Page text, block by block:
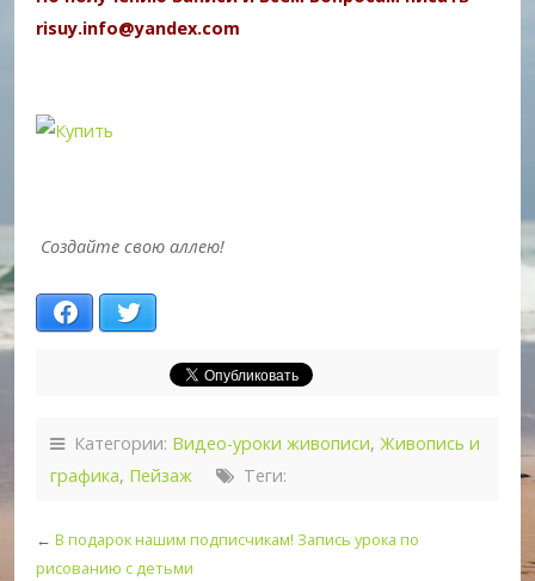
risuy.info@yandex.com
Создайте свою аллею!
Facebook
Категории: Видео-уроки живописи, Живопись и
графика, Пейзаж Теги:
← В подарок нашим подписчикам! Запись урока по
рисованию с детьми